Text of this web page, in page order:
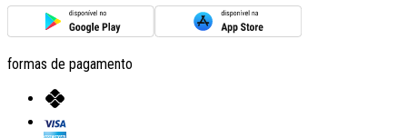
formas de pagamento